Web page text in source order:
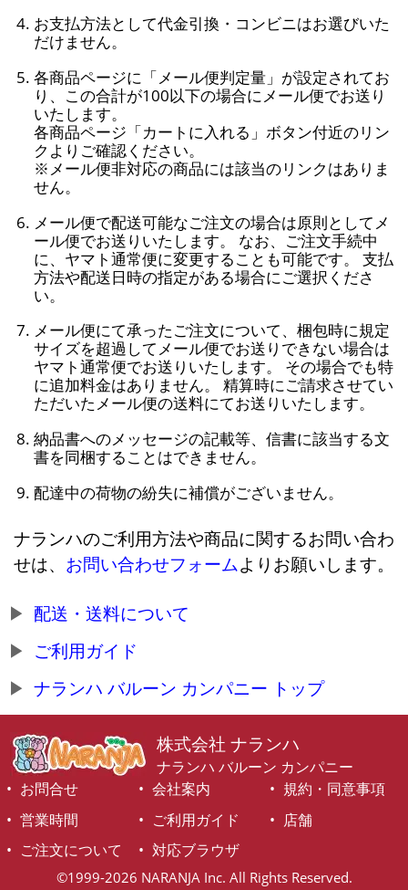
お支払方法として代金引換・コンビニはお選びいた
だけません。
各商品ページに「メール便判定量」が設定されてお
り、この合計が100以下の場合にメール便でお送り
いたします。
各商品ページ「カートに入れる」ボタン付近のリン
クよりご確認ください。
※メール便非対応の商品には該当のリンクはありま
せん。
メール便で配送可能なご注文の場合は原則としてメ
ール便でお送りいたします。 なお、ご注文手続中
に、ヤマト通常便に変更することも可能です。 支払
方法や配送日時の指定がある場合にご選択くださ
い。
メール便にて承ったご注文について、梱包時に規定
サイズを超過してメール便でお送りできない場合は
ヤマト通常便でお送りいたします。 その場合でも特
に追加料金はありません。 精算時にご請求させてい
ただいたメール便の送料にてお送りいたします。
納品書へのメッセージの記載等、信書に該当する文
書を同梱することはできません。
配達中の荷物の紛失に補償がございません。
ナランハのご利用方法や商品に関するお問い合わ
せは、 お問い合わせフォームよりお願いします。
配送・送料について
ご利用ガイド
ナランハ バルーン カンパニー トップ
株式会社 ナランハ
ナランハ バルーン カンパニー
お問合せ
会社案内
規約・同意事項
営業時間
ご利用ガイド
店舗
ご注文について
対応ブラウザ
©1999-2026 NARANJA Inc. All Rights Reserved.